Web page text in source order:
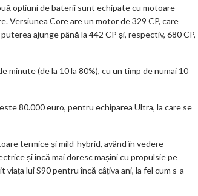
opțiuni de baterii sunt echipate cu motoare
Versiunea Core are un motor de 329 CP, care
ajunge până la 442 CP și, respectiv, 680 CP,
minute (de la 10 la 80%), cu un timp de numai 10
80.000 euro, pentru echiparea Ultra, la care se
termice și mild-hybrid, având în vedere
și încă mai doresc mașini cu propulsie pe
lui S90 pentru încă câțiva ani, la fel cum s-a